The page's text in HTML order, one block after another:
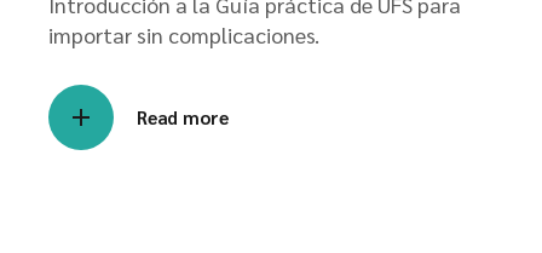
importar sin complicaciones.
Read more